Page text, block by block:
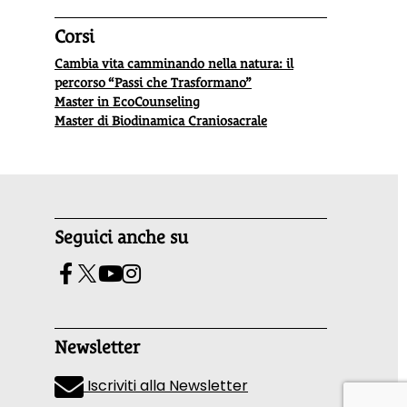
Corsi
Cambia vita camminando nella natura: il
percorso “Passi che Trasformano”
Master in EcoCounseling
Master di Biodinamica Craniosacrale
Seguici anche su
Newsletter
Iscriviti alla Newsletter